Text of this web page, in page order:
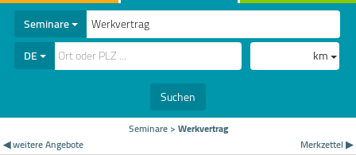
Seminare
DE
km
Suchen
Seminare>Werkvertrag
◀ weitere Angebote
Merkzettel ▶